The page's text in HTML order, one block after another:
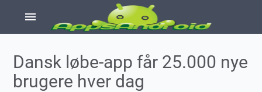
menu
Dansk løbe-app får 25.000 nye
brugere hver dag